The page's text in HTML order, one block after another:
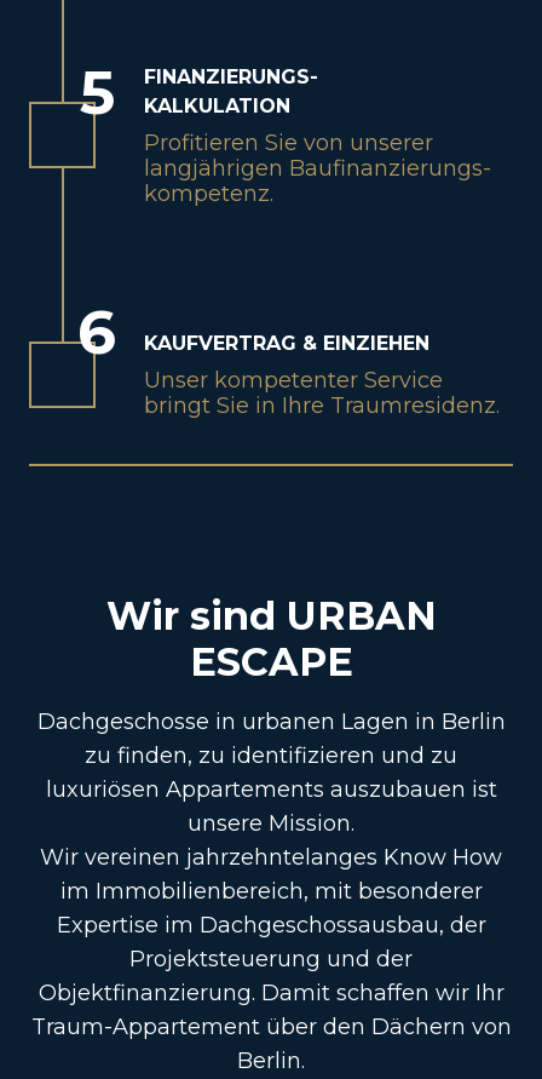
FINANZIERUNGS-
KALKULATION
Profitieren Sie von unserer
langjährigen Baufinanzierungs-
kompetenz.
5
6 KAUFVERTRAG & EINZIEHEN
Unser kompetenter Service
bringt Sie in Ihre Traumresidenz.
Wir sind URBAN
ESCAPE
Dachgeschosse in urbanen Lagen in Berlin
zu finden, zu identifizieren und zu
luxuriösen Appartements auszubauen ist
unsere Mission.
Wir vereinen jahrzehntelanges Know How
im Immobilienbereich, mit besonderer
Expertise im Dachgeschossausbau, der
Projektsteuerung und der
Objektfinanzierung. Damit schaffen wir Ihr
Traum-Appartement über den Dächern von
Berlin.